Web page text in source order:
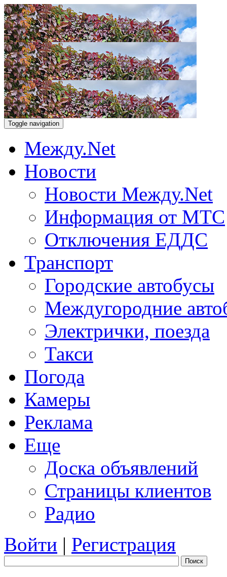
Toggle navigation
Между.Net
Новости
Новости Между.Net
Информация от МТС
Отключения ЕДДС
Транспорт
Городские автобусы
Междугородние
Электрички, поезда
Такси
Погода
Камеры
Реклама
Еще
Доска объявлений
Страницы клиентов
Радио
Войти | Регистрация
Поиск